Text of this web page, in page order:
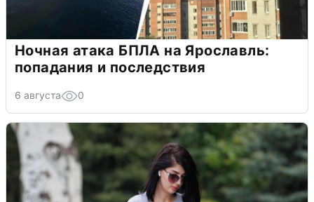
Ночная атака БПЛА на Ярославль:
попадания и последствия
6 августа 0